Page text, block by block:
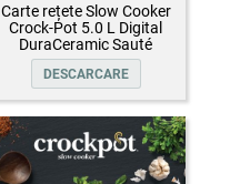
Carte rețete Slow Cooker
Crock-Pot 5.0 L Digital
DuraCeramic Sauté
DESCARCARE